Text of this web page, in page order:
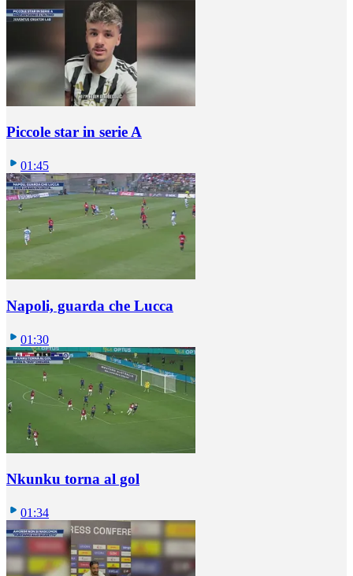
Piccole star in serie A
01:45
Napoli, guarda che Lucca
01:30
Nkunku torna al gol
01:34